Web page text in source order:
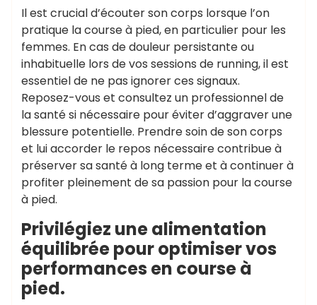
Il est crucial d’écouter son corps lorsque l’on
pratique la course à pied, en particulier pour les
femmes. En cas de douleur persistante ou
inhabituelle lors de vos sessions de running, il est
essentiel de ne pas ignorer ces signaux.
Reposez-vous et consultez un professionnel de
la santé si nécessaire pour éviter d’aggraver une
blessure potentielle. Prendre soin de son corps
et lui accorder le repos nécessaire contribue à
préserver sa santé à long terme et à continuer à
profiter pleinement de sa passion pour la course
à pied.
Privilégiez une alimentation
équilibrée pour optimiser vos
performances en course à
pied.